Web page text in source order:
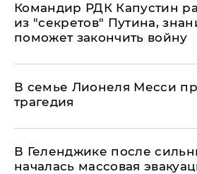
Командир РДК Капустин
из "секретов" Путина,
поможет закончить войну
В семье Лионеля Месси
трагедия
В Геленджике после
началась массовая